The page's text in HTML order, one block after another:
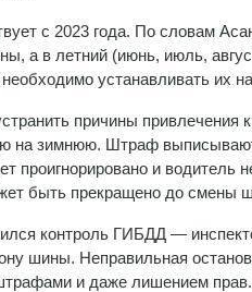
с 2023 года. По словам
а в летний (июнь, июль,
устанавливать их
причины привлечения
на зимнюю. Штраф
проигнорировано и водитель
быть прекращено до смены
контроль ГИБДД —
шины. Неправильная
и даже лишением прав.